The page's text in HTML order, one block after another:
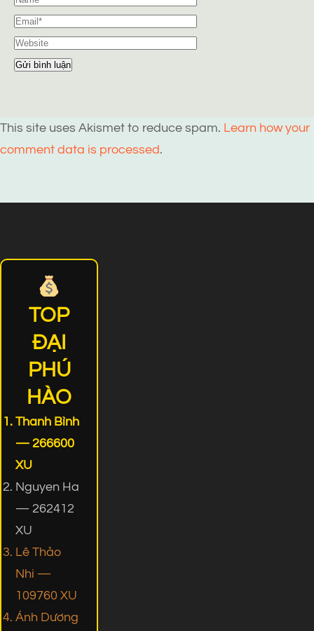
This site uses Akismet to reduce spam. Learn how your
comment data is processed.
TOP
ĐẠI
PHÚ
HÀO
Thanh Bình
— 266600
XU
Nguyen Ha
— 262412
XU
Lê Thảo
Nhi —
109760 XU
Ánh Dương